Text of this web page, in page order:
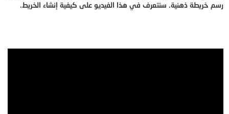
رسم خريطة ذهنية. سنتعرف في هذا الفيديو على كيفية إنشاء الخريط.